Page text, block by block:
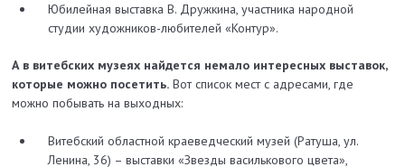
Юбилейная выставка В. Дружкина, участника народной
студии художников-любителей «Контур».
А в витебских музеях найдется немало интересных выставок,
которые можно посетить. Вот список мест с адресами, где
можно побывать на выходных:
Витебский областной краеведческий музей (Ратуша, ул.
Ленина, 36) – выставки «Звезды василькового цвета»,